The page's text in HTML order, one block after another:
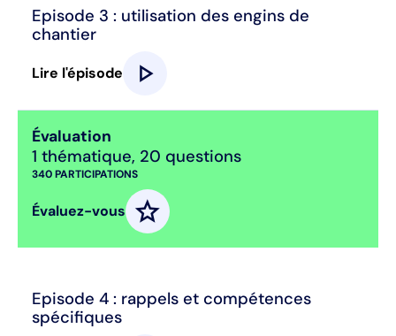
Episode 3 : utilisation des engins de
chantier
Lire l'épisode play_arrow
Évaluation
1 thématique, 20 questions
340PARTICIPATIONS
Évaluez-vous star
Episode 4 : rappels et compétences
spécifiques